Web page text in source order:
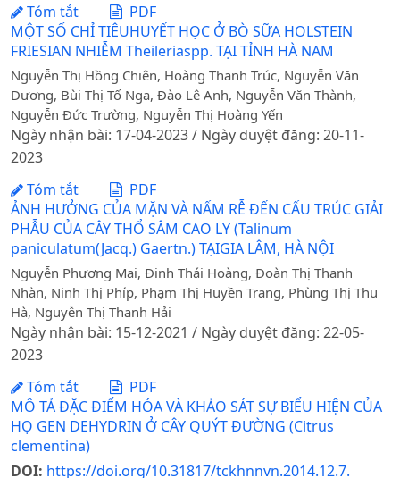
Tóm tắt
PDF
MỘT SỐ CHỈ TIÊUHUYẾT HỌC Ở BÒ SỮA HOLSTEIN
FRIESIAN NHIỄM Theileriaspp. TẠI TỈNH HÀ NAM
Nguyễn Thị Hồng Chiên, Hoàng Thanh Trúc, Nguyễn Văn
Dương, Bùi Thị Tố Nga, Đào Lê Anh, Nguyễn Văn Thành,
Nguyễn Đức Trường, Nguyễn Thị Hoàng Yến
Ngày nhận bài: 17-04-2023 / Ngày duyệt đăng: 20-11-
2023
Tóm tắt
PDF
ẢNH HƯỞNG CỦA MẶN VÀ NẤM RỄ ĐẾN CẤU TRÚC GIẢI
PHẪU CỦA CÂY THỔ SÂM CAO LY (Talinum
paniculatum(Jacq.) Gaertn.) TẠIGIA LÂM, HÀ NỘI
Nguyễn Phương Mai, Đinh Thái Hoàng, Đoàn Thị Thanh
Nhàn, Ninh Thị Phíp, Phạm Thị Huyền Trang, Phùng Thị Thu
Hà, Nguyễn Thị Thanh Hải
Ngày nhận bài: 15-12-2021 / Ngày duyệt đăng: 22-05-
2023
Tóm tắt
PDF
MÔ TẢ ĐẶC ĐIỂM HÓA VÀ KHẢO SÁT SỰ BIỂU HIỆN CỦA
HỌ GEN DEHYDRIN Ở CÂY QUÝT ĐƯỜNG (Citrus
clementina)
DOI: https://doi.org/10.31817/tckhnnvn.2014.12.7.